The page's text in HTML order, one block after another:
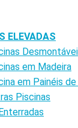
ELEVADAS
em Madeira
em Painéis
Piscinas